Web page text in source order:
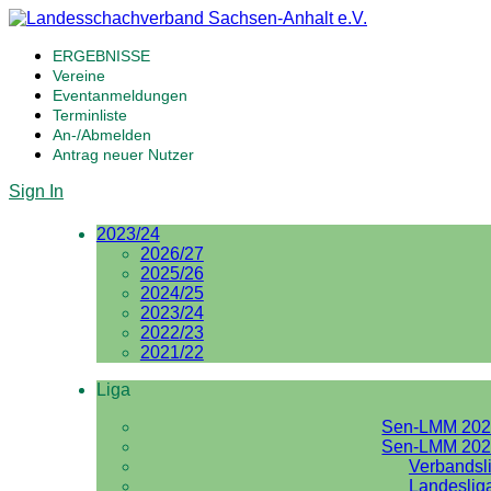
ERGEBNISSE
Vereine
Eventanmeldungen
Terminliste
An-/Abmelden
Antrag neuer Nutzer
Sign In
2023/24
2026/27
2025/26
2024/25
2023/24
2022/23
2021/22
Liga
Sen-LMM
Sen-LMM